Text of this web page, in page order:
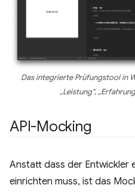
Das integrierte Prüfungstool in
„Leistung“,
API-Mocking
Anstatt dass der Entwickler
einrichten muss, ist das